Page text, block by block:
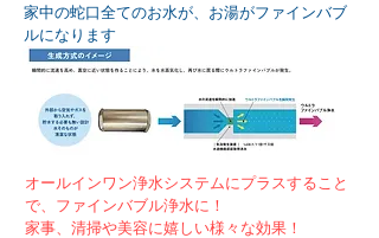
家中の蛇口全てのお水が、お湯がファインバブ
ルになります
オールインワン浄水システムにプラスすること
で、ファインバブル浄水に！
家事、清掃や美容に嬉しい様々な効果！